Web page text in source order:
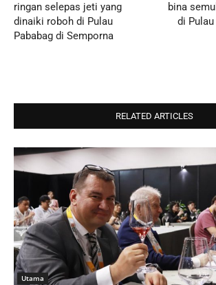
ringan selepas jeti yang
dinaiki roboh di Pulau
Pababag di Semporna
bina
di Pulau
RELATED ARTICLES
Utama